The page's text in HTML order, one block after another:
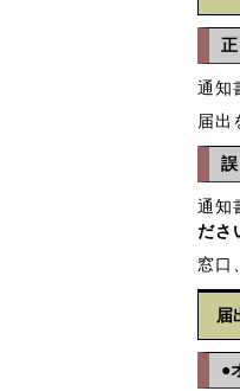
通知
届出
通知
ださ
窓口
届
●